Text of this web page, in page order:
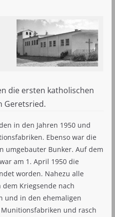
die ersten katholischen
Geretsried.
in den Jahren 1950 und
Ebenso war die
umgebauter Bunker. Auf dem
am 1. April 1950 die
worden. Nahezu alle
Kriegsende nach
und in den ehemaligen
und rasch